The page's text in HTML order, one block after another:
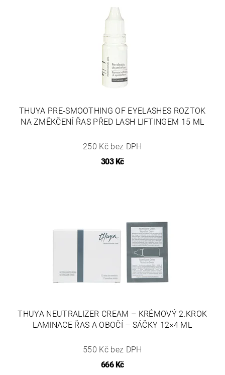
THUYA PRE-SMOOTHING OF EYELASHES ROZTOK
NA ZMĚKČENÍ ŘAS PŘED LASH LIFTINGEM 15 ML
250 Kč bez DPH
303 Kč
THUYA NEUTRALIZER CREAM – KRÉMOVÝ 2.KROK
LAMINACE ŘAS A OBOČÍ – SÁČKY 12×4 ML
550 Kč bez DPH
666 Kč